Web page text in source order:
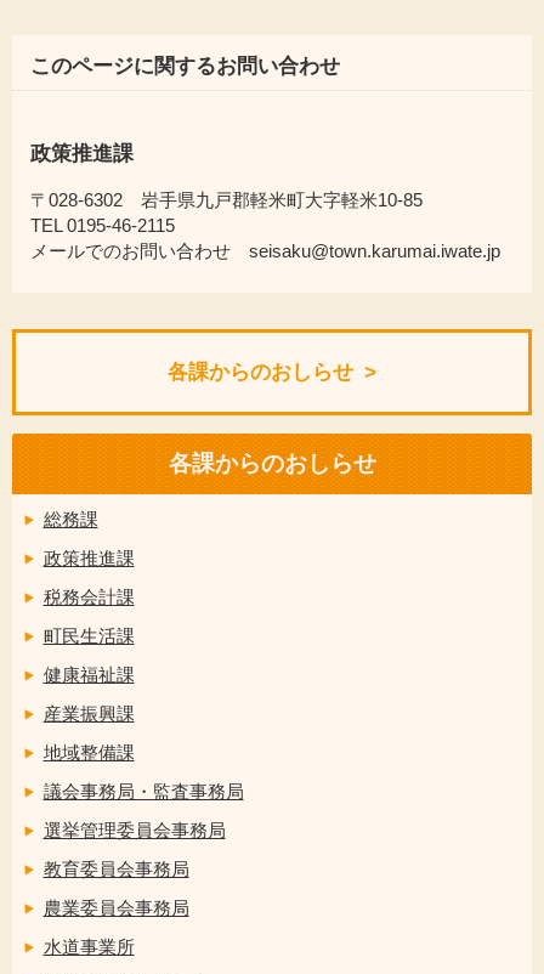
このページに関するお問い合わせ
政策推進課
〒028-6302 岩手県九戸郡軽米町大字軽米10-85
TEL 0195-46-2115
メールでのお問い合わせ seisaku@town.karumai.iwate.jp
各課からのおしらせ
各課からのおしらせ
総務課
政策推進課
税務会計課
町民生活課
健康福祉課
産業振興課
地域整備課
議会事務局・監査事務局
選挙管理委員会事務局
教育委員会事務局
農業委員会事務局
水道事業所